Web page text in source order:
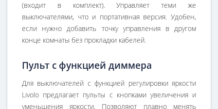
(входит в комплект). Управляет теми же
выключателями, что и портативная версия. Удобен,
если нужно добавить точку управления в другом
конце комнаты без прокладки кабелей.
Пульт с функцией диммера
Для выключателей с функцией регулировки яркости
Livolo предлагает пульты с кнопками увеличения и
уменьшения яркости. Позволяют плавно менять